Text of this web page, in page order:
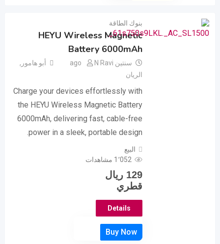
بنوك الطاقة
HEYU Wireless Magnetic
Battery 6000mAh
سنتين ago N Ravi أبو هامور ,
الريان
Charge your devices effortlessly with
the HEYU Wireless Magnetic Battery
6000mAh, delivering fast, cable-free
power in a sleek, portable design.
البيع
1٬052 مشاهدات
129 ريال
قطري
Details